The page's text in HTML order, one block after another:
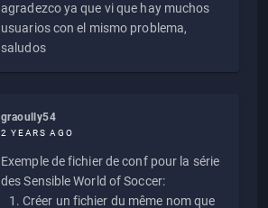
agradezco ya que vi que hay muchos
usuarios con el mismo problema,
saludos
graoully54
2 YEARS AGO
Exemple de fichier de conf pour la série
des Sensible World of Soccer:
Créer un fichier du même nom que